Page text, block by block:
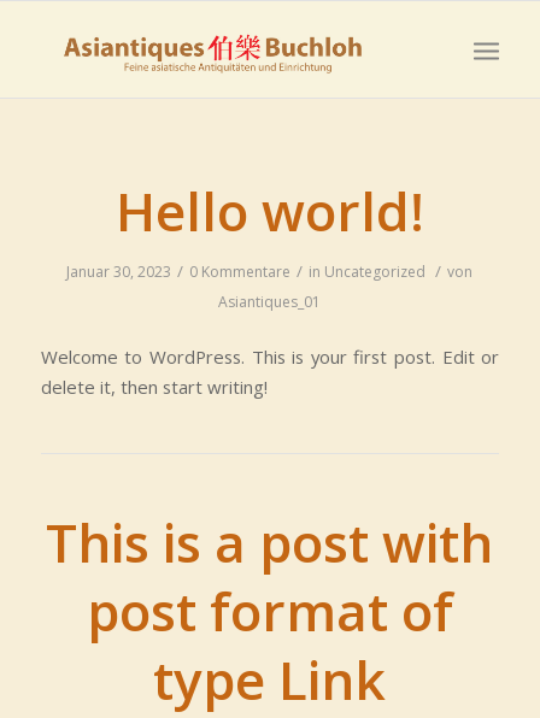
Hello world!
Januar 30, 2023 / 0 Kommentare / in Uncategorized / von
Asiantiques_01
Welcome to WordPress. This is your first post. Edit or
delete it, then start writing!
This is a post with
post format of
type Link